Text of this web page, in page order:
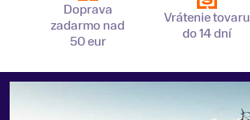
Doprava
zadarmo nad
50 eur
Vrátenie tovaru
do 14 dní